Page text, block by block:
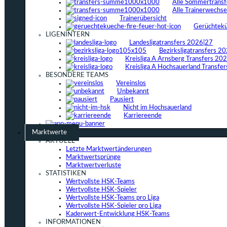
Alle
Alle
Trainerübersicht
LIGENINTERN
Landesligatransfers 2026|27
Bezirksligatransfers
Kreisliga A Arnsberg Transfers
Kreisliga A Hochsauerland
BESONDERE TEAMS
Vereinslos
Unbekannt
Pausiert
Nicht im Hochsauerland
Karriereende
Marktwerte
AKTUELL
Letzte Marktwertänderungen
Marktwertsprünge
Marktwertverluste
STATISTIKEN
Wertvollste HSK-Teams
Wertvollste HSK-Spieler
Wertvollste HSK-Teams pro Liga
Wertvollste HSK-Spieler pro Liga
Kaderwert-Entwicklung HSK-Teams
INFORMATIONEN